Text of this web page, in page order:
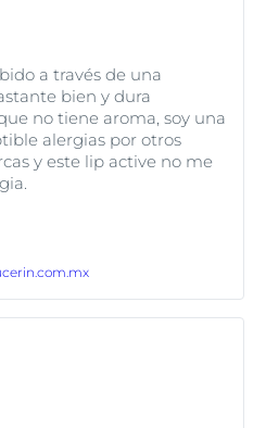
a través de una
bien y dura
no tiene aroma, soy una
alergias por otros
y este lip active no me